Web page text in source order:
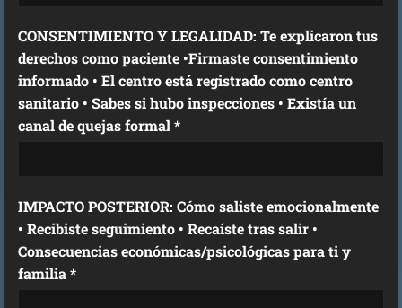
CONSENTIMIENTO Y LEGALIDAD: Te explicaron tus
derechos como paciente •Firmaste consentimiento
informado • El centro está registrado como centro
sanitario • Sabes si hubo inspecciones • Existía un
canal de quejas formal *
IMPACTO POSTERIOR: Cómo saliste emocionalmente
• Recibiste seguimiento • Recaíste tras salir •
Consecuencias económicas/psicológicas para ti y
familia *